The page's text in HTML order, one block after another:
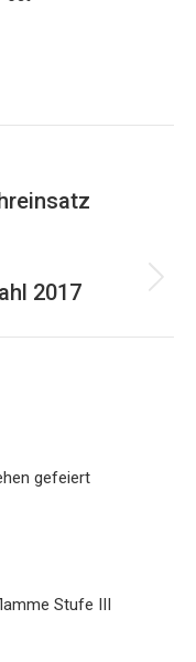
2017
gefeiert
Stufe III